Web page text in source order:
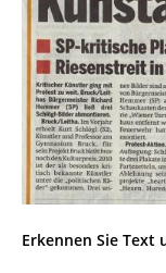
Erkennen Sie Text